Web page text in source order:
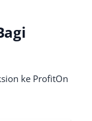
ke ProfitOn